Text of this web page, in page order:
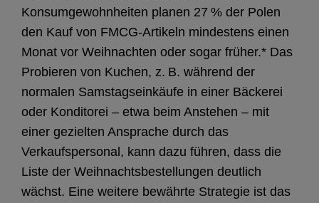
Konsumgewohnheiten planen 27 % der Polen
den Kauf von FMCG-Artikeln mindestens einen
Monat vor Weihnachten oder sogar früher.* Das
Probieren von Kuchen, z. B. während der
normalen Samstagseinkäufe in einer Bäckerei
oder Konditorei – etwa beim Anstehen – mit
einer gezielten Ansprache durch das
Verkaufspersonal, kann dazu führen, dass die
Liste der Weihnachtsbestellungen deutlich
wächst. Eine weitere bewährte Strategie ist das